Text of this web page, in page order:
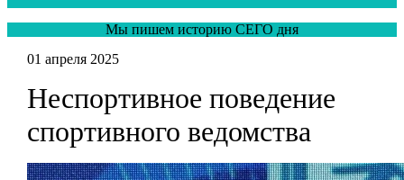
Мы пишем историю СЕГО дня
01 апреля 2025
Неспортивное поведение
спортивного ведомства